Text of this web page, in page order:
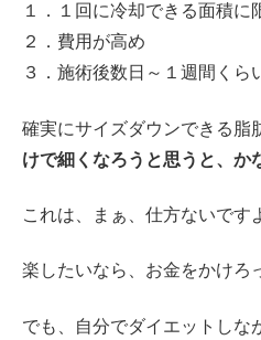
１．１回に冷却できる面積に
２．費用が高め
３．施術後数日～１週間くら
確実にサイズダウンできる脂
けで細くなろうと思うと、か
これは、まぁ、仕方ないです
楽したいなら、お金をかけろ
でも、自分でダイエットしな